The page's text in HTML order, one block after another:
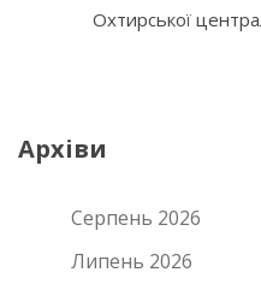
Охтирської
Архіви
Серпень 2026
Липень 2026